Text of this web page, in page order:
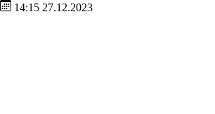
14:15 27.12.2023